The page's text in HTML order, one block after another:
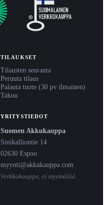
TILAUKSET
Tilausten seuranta
Peruuta tilaus
Palauta tuote (30 pv ilmainen)
Takuu
YRITYSTIEDOT
Suomen Akkukauppa
Sinikalliontie 14
02630 Espoo
myynti@akkukauppa.com
Verkkokauppa, ei myymälää